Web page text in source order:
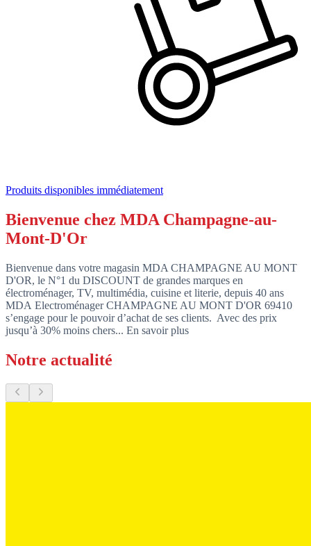
Produits disponibles immédiatement
Bienvenue chez MDA Champagne-au-
Mont-D'Or
Bienvenue dans votre magasin MDA CHAMPAGNE AU MONT
D'OR, le N°1 du DISCOUNT de grandes marques en
électroménager, TV, multimédia, cuisine et literie, depuis 40 ans
MDA Electroménager CHAMPAGNE AU MONT D'OR 69410
s’engage pour le pouvoir d’achat de ses clients. Avec des prix
jusqu’à 30% moins chers... En savoir plus
Notre actualité